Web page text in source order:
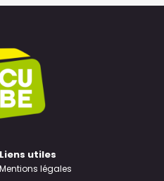
Liens utiles
Mentions légales